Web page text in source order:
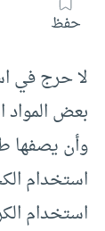
حفظ
لا حرج في
بعض المواد
وأن يصفها
استخدام
استخدام